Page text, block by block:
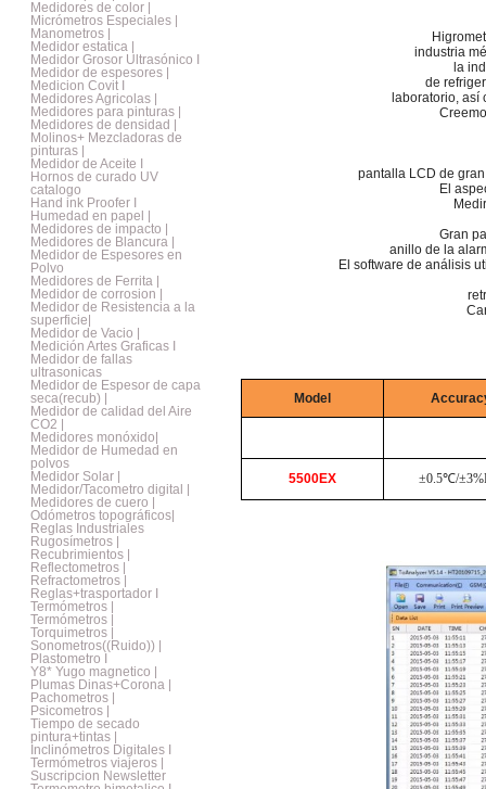
Medidores de color |
Micrómetros Especiales |
Manometros |
Medidor estatica |
Medidor Grosor Ultrasónico I
Medidor de espesores |
Medicion Covit I
Medidores Agricolas |
Medidores para pinturas |
Medidores de densidad |
Molinos+ Mezcladoras de
pinturas |
Medidor de Aceite I
Hornos de curado UV
catalogo
Hand ink Proofer I
Humedad en papel |
Medidores de impacto |
Medidores de Blancura |
Medidor de Espesores en
Polvo
Medidores de Ferrita |
Medidor de corrosion |
Medidor de Resistencia a la
superficie|
Medidor de Vacio |
Medición Artes Graficas I
Medidor de fallas
ultrasonicas
Medidor de Espesor de capa
seca(recub) |
Medidor de calidad del Aire
CO2 |
Medidores monóxido|
Medidor de Humedad en
polvos
Medidor Solar |
Medidor/Tacometro digital |
Medidores de cuero |
Odómetros topográficos|
Reglas Industriales
Rugosímetros |
Recubrimientos |
Reflectometros |
Refractometros |
Reglas+trasportador I
Termómetros |
Termómetros |
Torquimetros |
Sonometros((Ruido)) |
Plastometro I
Y8* Yugo magnetico |
Plumas Dinas+Corona |
Pachometros |
Psicometros |
Tiempo de secado
pintura+tintas |
Inclinómetros Digitales I
Termómetros viajeros |
Suscripcion Newsletter
industria
la
de
laboratorio, así
pantalla LCD de
El
Gran
anillo de la
El software de análisis
Model
5500EX ±0.5℃/